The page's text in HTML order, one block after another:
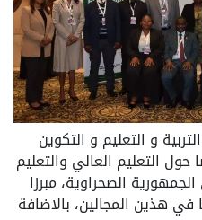
و التعليم و التكوين
التعليم العالي والتعليم
الصحراوية، مبرزا
في هذين المجالين، بالاضافة